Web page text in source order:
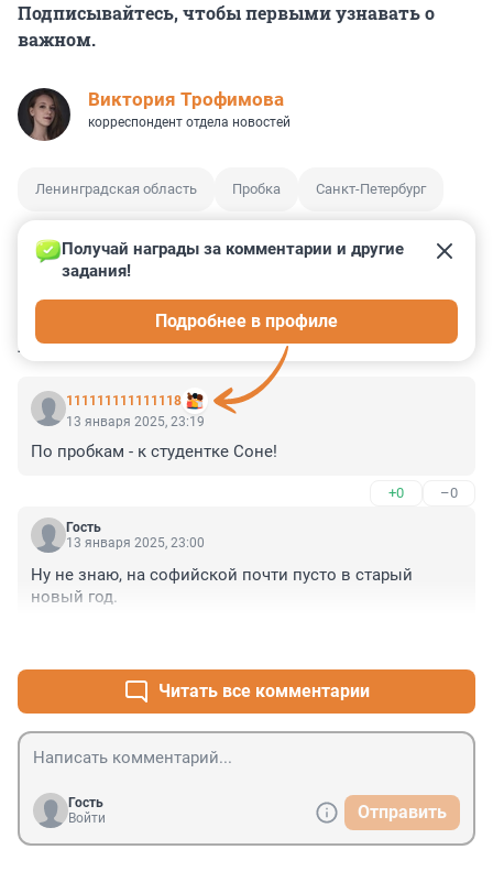
Подписывайтесь, чтобы первыми узнавать о
важном.
Виктория Трофимова
корреспондент отдела новостей
Ленинградская область Пробка Санкт-Петербург
КОММЕНТАРИИ 2
111111111111118
Получай награды за комментарии и другие
задания!
Подробнее в профиле
13 января 2025, 23:19
По пробкам - к студентке Соне!
+0 –0
Гость
13 января 2025, 23:00
Ну не знаю, на софийской почти пусто в старый
новый год.
Читать все комментарии
Гость
Войти
Отправить